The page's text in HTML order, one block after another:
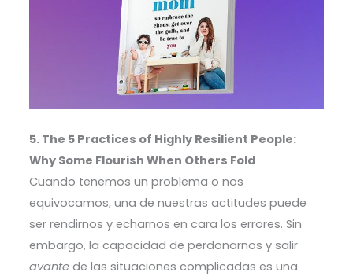
5. The 5 Practices of Highly Resilient People:
Why Some Flourish When Others Fold
Cuando tenemos un problema o nos
equivocamos, una de nuestras actitudes puede
ser rendirnos y echarnos en cara los errores. Sin
embargo, la capacidad de perdonarnos y salir
avante de las situaciones complicadas es una